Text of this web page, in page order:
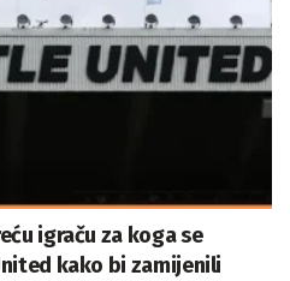
igraču za koga se
kako bi zamijenili